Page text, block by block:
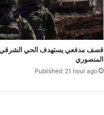
قصف مدفعي يستهدف الحي
المنصوري
Published: 21 hour ago